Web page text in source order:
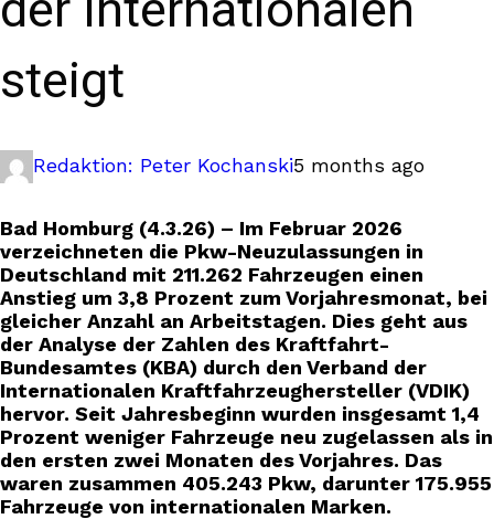
steigt
Redaktion: Peter Kochanski5 months ago
Bad Homburg (4.3.26) – Im Februar 2026
verzeichneten die Pkw-Neuzulassungen in
Deutschland mit 211.262 Fahrzeugen einen
Anstieg um 3,8 Prozent zum Vorjahresmonat, bei
gleicher Anzahl an Arbeitstagen. Dies geht aus
der Analyse der Zahlen des Kraftfahrt-
Bundesamtes (KBA) durch den Verband der
Internationalen Kraftfahrzeughersteller (VDIK)
hervor. Seit Jahresbeginn wurden insgesamt 1,4
Prozent weniger Fahrzeuge neu zugelassen als in
den ersten zwei Monaten des Vorjahres. Das
waren zusammen 405.243 Pkw, darunter 175.955
Fahrzeuge von internationalen Marken.